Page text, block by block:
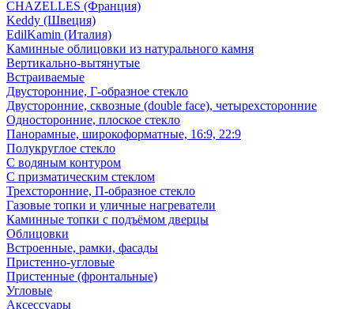
CHAZELLES (Франция)
Keddy (Швеция)
EdilKamin (Италия)
Каминные облицовки из натурального камня
Вертикально-вытянутые
Встраиваемые
Двусторонние, Г-образное стекло
Двусторонние, сквозные (double face), четырехсторонние
Односторонние, плоское стекло
Панорамные, широкоформатные, 16:9, 22:9
Полукруглое стекло
С водяным контуром
С призматическим стеклом
Трехсторонние, П-образное стекло
Газовые топки и уличные нагреватели
Каминные топки с подъёмом дверцы
Облицовки
Встроенные, рамки, фасады
Пристенно-угловые
Пристенные (фронтальные)
Угловые
Аксессуары